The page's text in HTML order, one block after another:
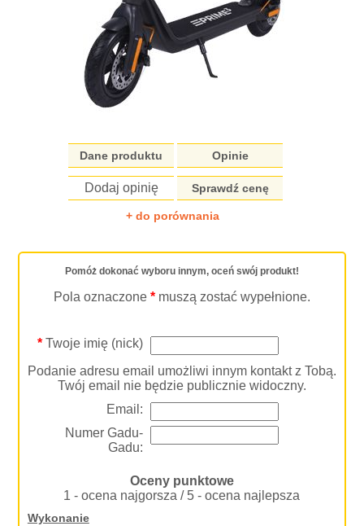
Dane produktu Opinie
Dodaj opinię Sprawdź cenę
+ do porównania
Pomóż dokonać wyboru innym, oceń swój produkt!
Pola oznaczone * muszą zostać wypełnione.
*Twoje imię (nick)
Podanie adresu email umożliwi innym kontakt z Tobą.
Twój email nie będzie publicznie widoczny.
Email:
Numer Gadu-
Gadu:
Oceny punktowe
1 - ocena najgorsza / 5 - ocena najlepsza
Wykonanie